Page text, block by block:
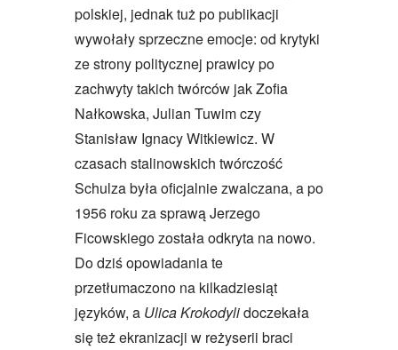
polskiej, jednak tuż po publikacji
wywołały sprzeczne emocje: od krytyki
ze strony politycznej prawicy po
zachwyty takich twórców jak Zofia
Nałkowska, Julian Tuwim czy
Stanisław Ignacy Witkiewicz. W
czasach stalinowskich twórczość
Schulza była oficjalnie zwalczana, a po
1956 roku za sprawą Jerzego
Ficowskiego została odkryta na nowo.
Do dziś opowiadania te
przetłumaczono na kilkadziesiąt
języków, a Ulica Krokodylidoczekała
się też ekranizacji w reżyserii braci